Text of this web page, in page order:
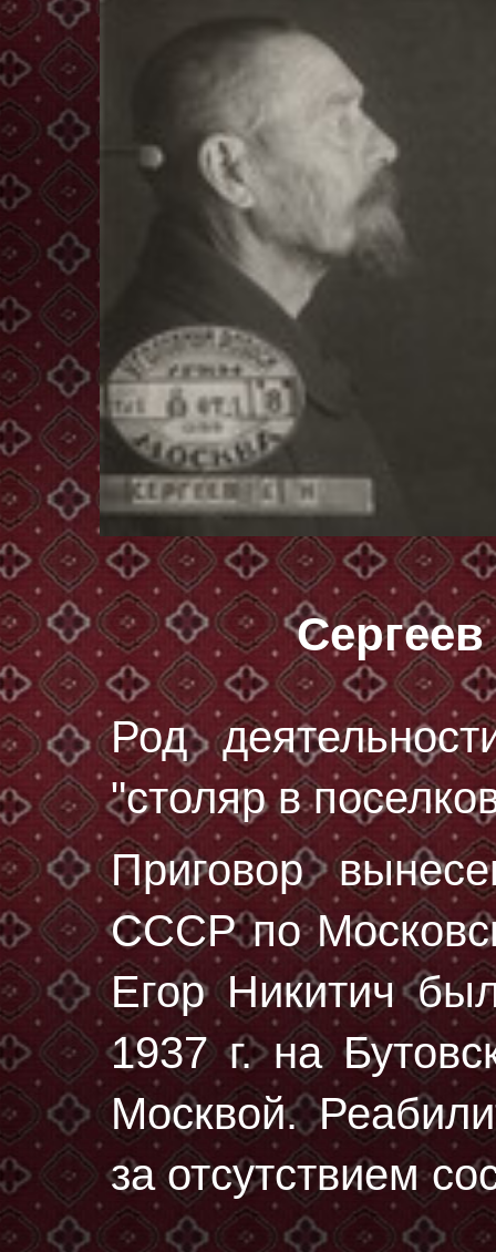
Род
"столяр в
Приговор
СССР по
Егор Никитич
1937 г.на
Москвой.
за отсутствием